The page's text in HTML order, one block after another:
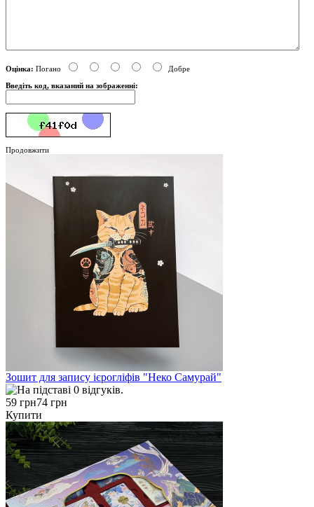
Оцінка: Погано
Добре
Введіть код, вказаний на зображенні:
Продовжити
Зошит для запису ієрогліфів "Неко Самурай"
59 грн74 грн
Купити